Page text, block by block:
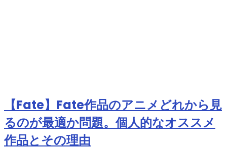
【Fate】Fate作品のアニメどれから見
るのが最適か問題。個人的なオススメ
作品とその理由